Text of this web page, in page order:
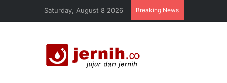
Saturday, August 8 2026 Breaking News